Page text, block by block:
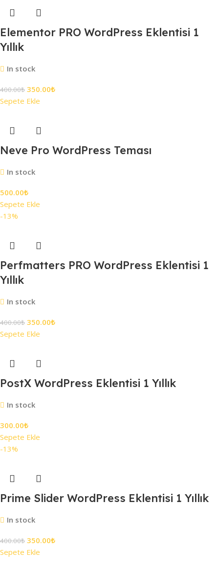
Elementor PRO WordPress Eklentisi 1
Yıllık
In stock
400.00₺ 350.00₺
Sepete Ekle
Neve Pro WordPress Teması
In stock
500.00₺
Sepete Ekle
-13%
Perfmatters PRO WordPress Eklentisi 1
Yıllık
In stock
400.00₺ 350.00₺
Sepete Ekle
PostX WordPress Eklentisi 1 Yıllık
In stock
300.00₺
Sepete Ekle
-13%
Prime Slider WordPress Eklentisi 1 Yıllık
In stock
400.00₺ 350.00₺
Sepete Ekle